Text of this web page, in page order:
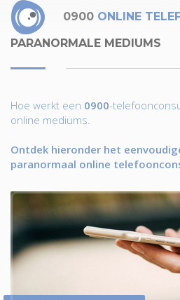
0900 ONLINE
PARANORMALE MEDIUMS
Hoe werkt een 0900-
online mediums.
Ontdek hieronder het
paranormaal online